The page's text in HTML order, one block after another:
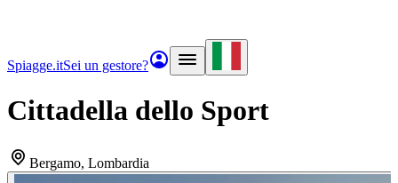
Spiagge.itSei un gestore?
Cittadella dello Sport
Bergamo, Lombardia